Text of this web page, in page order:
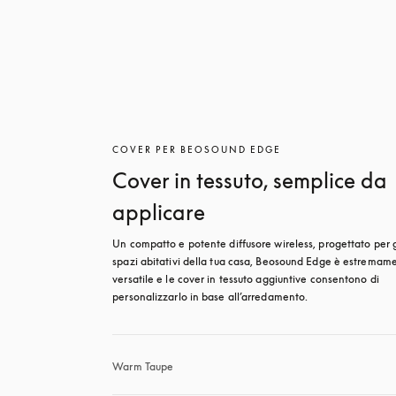
COVER PER BEOSOUND EDGE
Cover in tessuto, semplice da
applicare
Un compatto e potente diffusore wireless, progettato per
spazi abitativi della tua casa, Beosound Edge è
versatile e le cover in tessuto aggiuntive consentono di
personalizzarlo in base all’arredamento.
Warm Taupe